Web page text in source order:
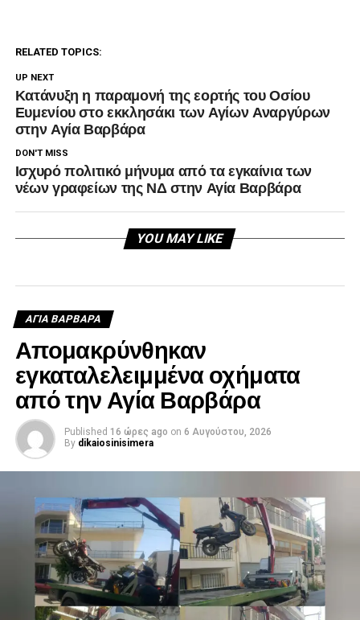
RELATED TOPICS:
UP NEXT
Κατάνυξη η παραμονή της εορτής του Οσίου
Ευμενίου στο εκκλησάκι των Αγίων Αναργύρων
στην Αγία Βαρβάρα
DON'T MISS
Ισχυρό πολιτικό μήνυμα από τα εγκαίνια των
νέων γραφείων της ΝΔ στην Αγία Βαρβάρα
YOU MAY LIKE
ΑΓΙΑ ΒΑΡΒΑΡΑ
Απομακρύνθηκαν
εγκαταλελειμμένα οχήματα
από την Αγία Βαρβάρα
Published 16 ώρες ago on 6 Αυγούστου, 2026
By dikaiosinisimera